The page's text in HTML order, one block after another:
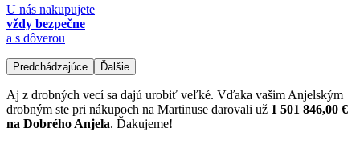
U nás nakupujete
vždy bezpečne
a s dôverou
Predchádzajúce Ďalšie
Aj z drobných vecí sa dajú urobiť veľké. Vďaka vašim Anjelským
drobným ste pri nákupoch na Martinuse darovali už 1 501 846,00 €
na Dobrého Anjela. Ďakujeme!